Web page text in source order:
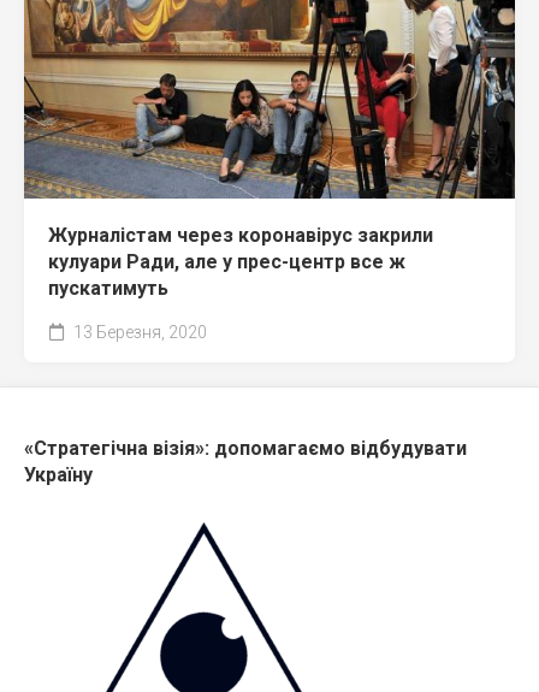
Журналістам через коронавірус закрили
кулуари Ради, але у прес-центр все ж
пускатимуть
13 Березня, 2020
«Стратегічна візія»: допомагаємо відбудувати
Україну